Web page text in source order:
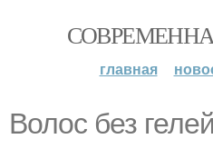
главная
Волос без гелей